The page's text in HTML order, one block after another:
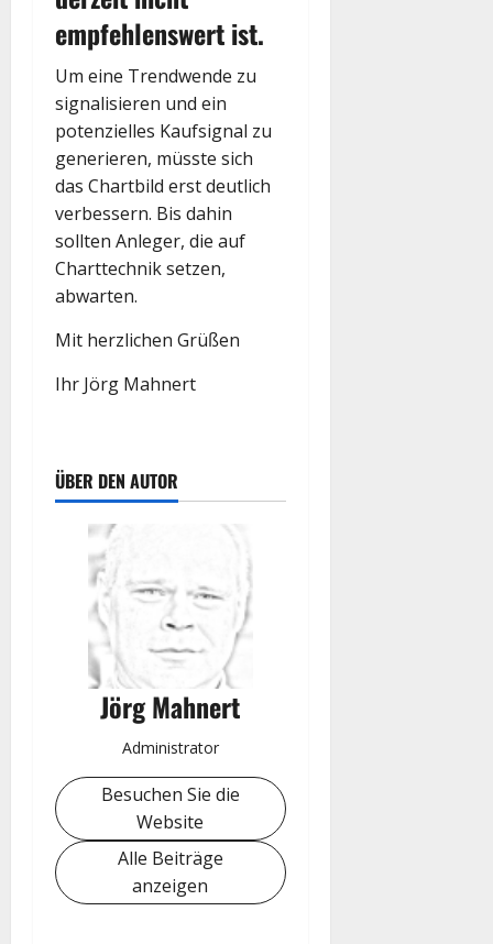
empfehlenswert ist.
Um eine Trendwende zu
signalisieren und ein
potenzielles Kaufsignal zu
generieren, müsste sich
das Chartbild erst deutlich
verbessern. Bis dahin
sollten Anleger, die auf
Charttechnik setzen,
abwarten.
Mit herzlichen Grüßen
Ihr Jörg Mahnert
ÜBER DEN AUTOR
Jörg Mahnert
Administrator
Besuchen Sie die
Website
Alle Beiträge
anzeigen